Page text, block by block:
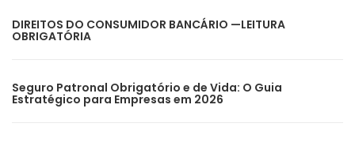
DIREITOS DO CONSUMIDOR BANCÁRIO —LEITURA
OBRIGATÓRIA
Seguro Patronal Obrigatório e de Vida: O Guia
Estratégico para Empresas em 2026